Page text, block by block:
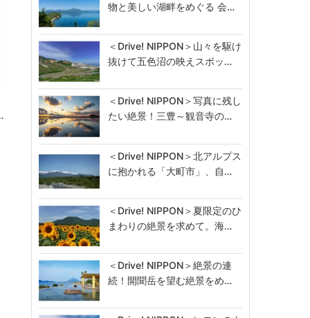
物と美しい湖畔をめぐる 会…
＜Drive! NIPPON＞山々を駆け
抜けて五色沼の映えスポッ…
＜Drive! NIPPON＞写真に残し
たい絶景！三豊～観音寺の…
＜Drive! NIPPON＞北アルプス
に抱かれる「大町市」、自…
＜Drive! NIPPON＞夏限定のひ
まわりの絶景を求めて。海…
＜Drive! NIPPON＞絶景の連
続！開聞岳を望む絶景をめ…